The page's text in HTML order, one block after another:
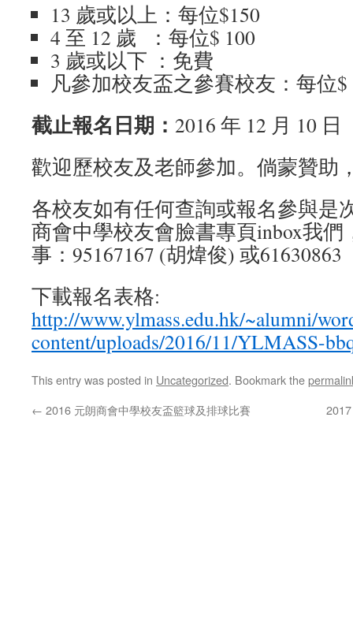
13 歲或以上：每位$150
4 至 12 歲 ：每位$ 100
3 歲或以下 ：免費
凡參加校友盃之參賽校友：每位$
截止報名日期 ： 2016 年 12 月 10
歡迎歷校友及老師參加。倘蒙贊助
各校友如有任何查詢或報名參與是
商會中學校友會臉書專頁inbox我
事：95167167 (胡煒俊) 或
下載報名表格:
http://www.ylmass.edu.hk/~alumni/
content/uploads/2016/11/YLMASS-
This entry was posted in Uncategorized. Bookmark the
← 2016 元朗商會中學校友盃籃球及排球比賽